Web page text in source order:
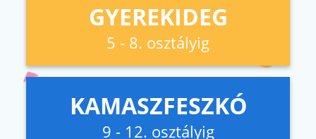
GYEREKIDEG
5 - 8. osztályig
KAMASZFESZKÓ
9 - 12. osztályig